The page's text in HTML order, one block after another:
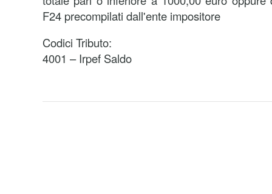
F24 precompilati dall'ente impositore
Codici Tributo:
4001 – Irpef Saldo